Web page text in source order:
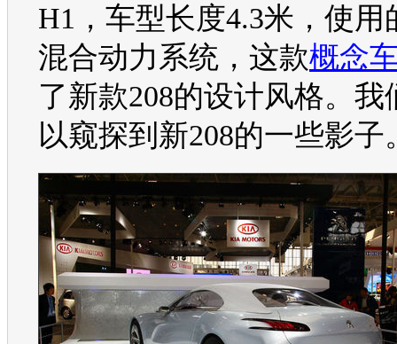
H1，车型长度4.3米，使用
混合动力系统，这款概念
了新款208的设计风格。我
以窥探到新208的一些影子